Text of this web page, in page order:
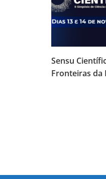
Sensu
Fronteiras da